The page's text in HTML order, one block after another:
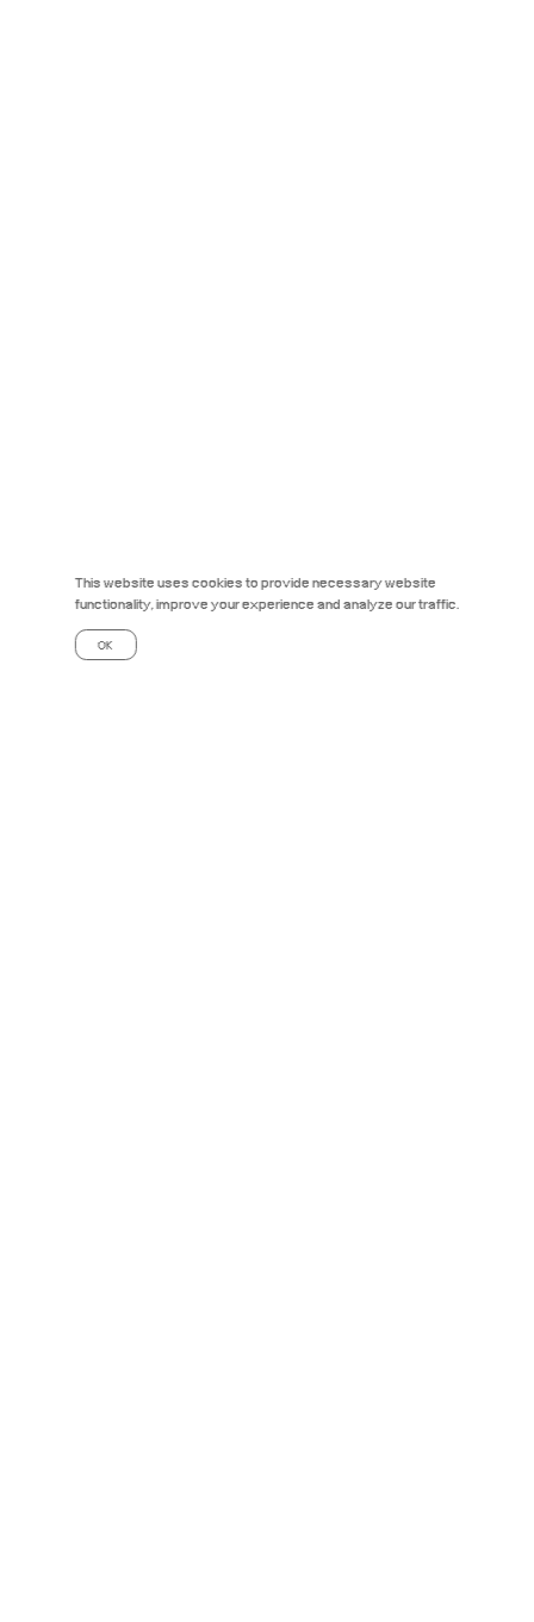
This website uses cookies to provide necessary website
functionality, improve your experience and analyze our traffic.
OK